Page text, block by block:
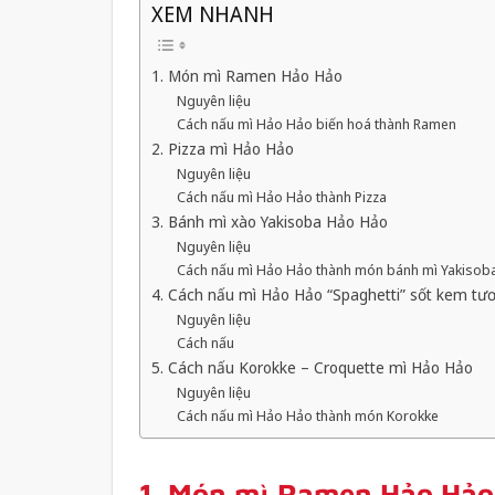
XEM NHANH
1. Món mì Ramen Hảo Hảo
Nguyên liệu
Cách nấu mì Hảo Hảo biến hoá thành Ramen
2. Pizza mì Hảo Hảo
Nguyên liệu
Cách nấu mì Hảo Hảo thành Pizza
3. Bánh mì xào Yakisoba Hảo Hảo
Nguyên liệu
Cách nấu mì Hảo Hảo thành món bánh mì
4. Cách nấu mì Hảo Hảo “Spaghetti” sốt kem
Nguyên liệu
Cách nấu
5. Cách nấu Korokke – Croquette mì Hảo Hảo
Nguyên liệu
Cách nấu mì Hảo Hảo thành món Korokke